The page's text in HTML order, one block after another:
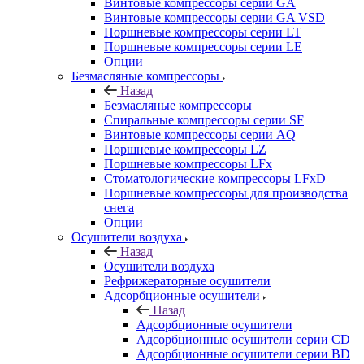
Винтовые компрессоры cерии GA
Винтовые компрессоры cерии GA VSD
Поршневые компрессоры серии LT
Поршневые компрессоры серии LE
Опции
Безмасляные компрессоры
Назад
Безмасляные компрессоры
Спиральные компрессоры серии SF
Винтовые компрессоры серии AQ
Поршневые компрессоры LZ
Поршневые компрессоры LFx
Стоматологические компрессоры LFxD
Поршневые компрессоры для производства
снега
Опции
Осушители воздуха
Назад
Осушители воздуха
Рефрижераторные осушители
Адсорбционные осушители
Назад
Адсорбционные осушители
Адсорбционные осушители серии CD
Адсорбционные осушители серии BD